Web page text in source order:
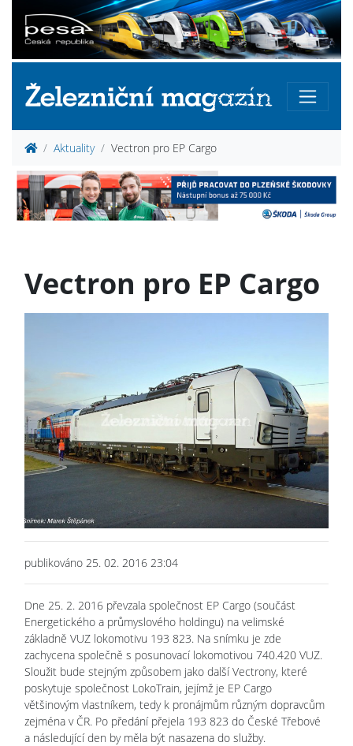
Aktuality Vectron pro EP Cargo
Vectron pro EP Cargo
publikováno 25. 02. 2016 23:04
Dne 25. 2. 2016 převzala společnost EP Cargo (součást
Energetického a průmyslového holdingu) na velimské
základně VUZ lokomotivu 193 823. Na snímku je zde
zachycena společně s posunovací lokomotivou 740.420 VUZ.
Sloužit bude stejným způsobem jako další Vectrony, které
poskytuje společnost LokoTrain, jejímž je EP Cargo
většinovým vlastníkem, tedy k pronájmům různým dopravcům
zejména v ČR. Po předání přejela 193 823 do České Třebové
a následující den by měla být nasazena do služby.